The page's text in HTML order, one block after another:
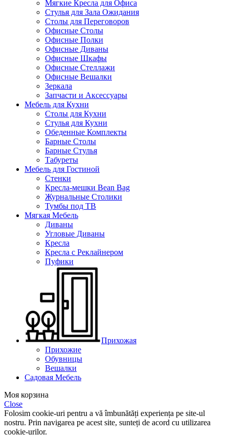
Мягкие Кресла для Офиса
Стулья для Зала Ожидания
Столы для Переговоров
Офисные Столы
Офисные Полки
Офисные Диваны
Офисные Шкафы
Офисные Стеллажи
Офисные Вешалки
Зеркала
Запчасти и Аксессуары
Мебель для Кухни
Столы для Кухни
Стулья для Кухни
Обеденные Комплекты
Барные Столы
Барные Стулья
Табуреты
Мебель для Гостиной
Стенки
Кресла-мешки Bean Bag
Журнальные Столики
Тумбы под ТВ
Мягкая Мебель
Диваны
Угловые Диваны
Кресла
Кресла с Реклайнером
Пуфики
Прихожая
Прихожие
Обувницы
Вешалки
Садовая Мебель
Моя корзина
Close
Folosim cookie-uri pentru a vă îmbunătăți experiența pe site-ul
nostru. Prin navigarea pe acest site, sunteți de acord cu utilizarea
cookie-urilor.